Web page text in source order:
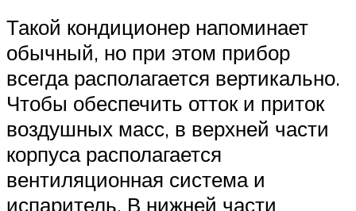
Такой кондиционер напоминает
обычный, но при этом прибор
всегда располагается вертикально.
Чтобы обеспечить отток и приток
воздушных масс, в верхней части
корпуса располагается
вентиляционная система и
испаритель. В нижней части